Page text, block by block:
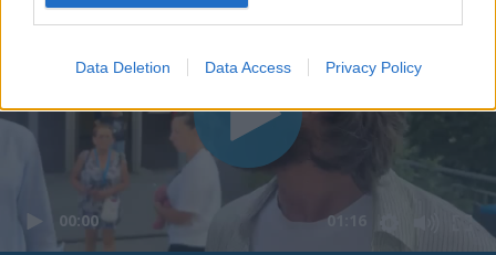
Data Deletion Data Access Privacy Policy
00:00 01:16